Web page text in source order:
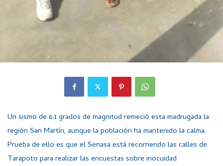
Un sismo de 6.1 grados de magnitud remeció esta madrugada la
región San Martín, aunque la población ha mantenido la calma.
Prueba de ello es que el Senasa está recorriendo las calles de
Tarapoto para realizar las encuestas sobre inocuidad